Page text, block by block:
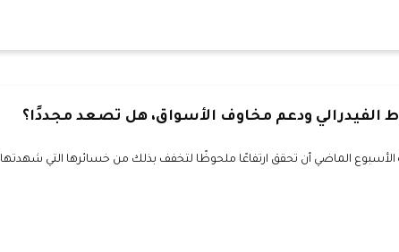
الفيدرالي ودعم مخاوف الأسواق، هل تصعد مجددًا؟
الماضي أن تحقق ارتفاعًا ملحوظًا لتخفف بذلك من خسائرها التي شهدتها